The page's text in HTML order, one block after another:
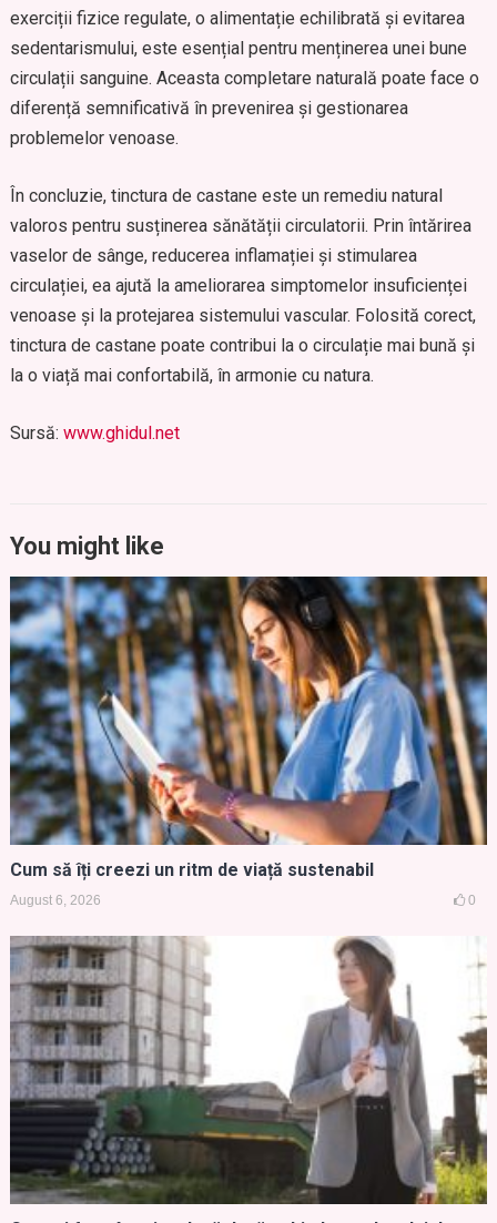
exerciții fizice regulate, o alimentație echilibrată și evitarea
sedentarismului, este esențial pentru menținerea unei bune
circulații sanguine. Aceasta completare naturală poate face o
diferență semnificativă în prevenirea și gestionarea
problemelor venoase.
În concluzie, tinctura de castane este un remediu natural
valoros pentru susținerea sănătății circulatorii. Prin întărirea
vaselor de sânge, reducerea inflamației și stimularea
circulației, ea ajută la ameliorarea simptomelor insuficienței
venoase și la protejarea sistemului vascular. Folosită corect,
tinctura de castane poate contribui la o circulație mai bună și
la o viață mai confortabilă, în armonie cu natura.
Sursă: www.ghidul.net
You might like
Cum să îți creezi un ritm de viață sustenabil
August 6, 2026 0